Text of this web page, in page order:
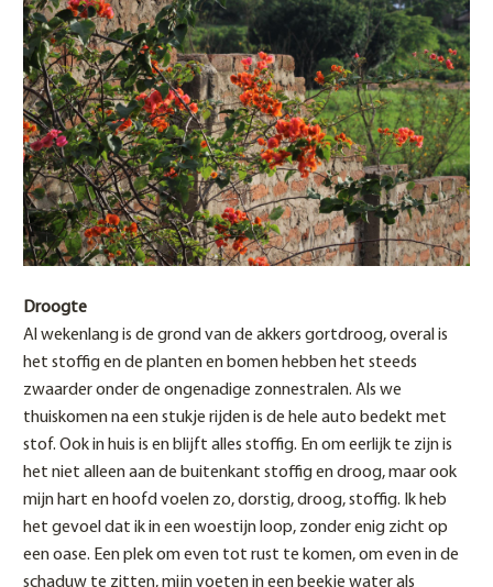
Droogte
Al wekenlang is de grond van de akkers gortdroog, overal is
het stoffig en de planten en bomen hebben het steeds
zwaarder onder de ongenadige zonnestralen. Als we
thuiskomen na een stukje rijden is de hele auto bedekt met
stof. Ook in huis is en blijft alles stoffig. En om eerlijk te zijn is
het niet alleen aan de buitenkant stoffig en droog, maar ook
mijn hart en hoofd voelen zo, dorstig, droog, stoffig. Ik heb
het gevoel dat ik in een woestijn loop, zonder enig zicht op
een oase. Een plek om even tot rust te komen, om even in de
schaduw te zitten, mijn voeten in een beekje water als